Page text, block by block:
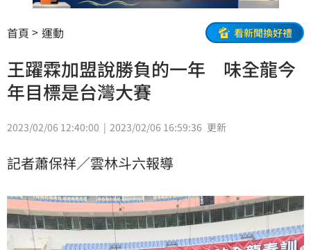
首頁 運動 看新聞換好禮
王躍霖加盟說勝負的一年 味全龍今
年目標是台灣大賽
2023/02/06 12:40:00 2023/02/06 16:59:36 更新
記者蕭保祥／雲林斗六報導